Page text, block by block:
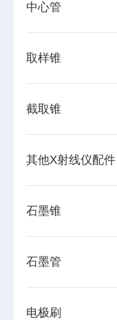
中心管
取样锥
截取锥
其他X射线仪配件
石墨锥
石墨管
电极刷